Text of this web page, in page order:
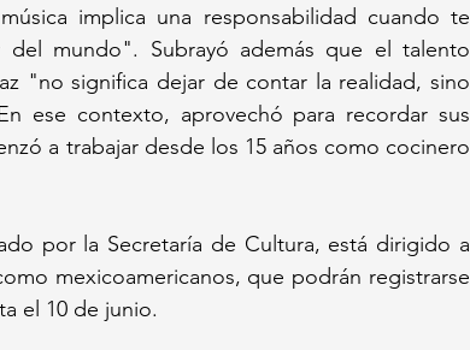
implica una responsabilidad cuando te
del mundo". Subrayó además que el talento
"no significa dejar de contar la realidad, sino
ese contexto, aprovechó para recordar sus
a trabajar desde los 15 años como cocinero
por la Secretaría de Cultura, está dirigido a
mexicoamericanos, que podrán registrarse
el 10 de junio.